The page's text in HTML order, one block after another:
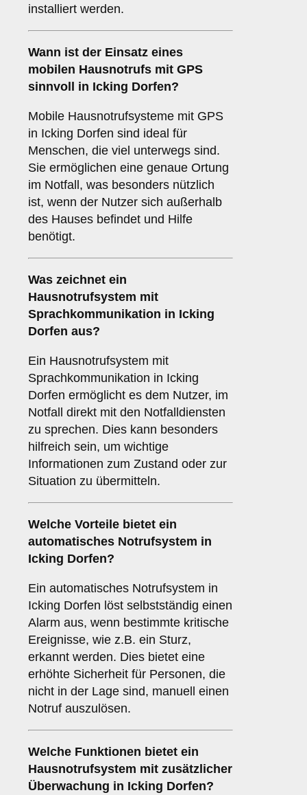
installiert werden.
Wann ist der Einsatz eines
mobilen Hausnotrufs mit GPS
sinnvoll in Icking Dorfen?
Mobile Hausnotrufsysteme mit GPS
in Icking Dorfen sind ideal für
Menschen, die viel unterwegs sind.
Sie ermöglichen eine genaue Ortung
im Notfall, was besonders nützlich
ist, wenn der Nutzer sich außerhalb
des Hauses befindet und Hilfe
benötigt.
Was zeichnet ein
Hausnotrufsystem mit
Sprachkommunikation in Icking
Dorfen aus?
Ein Hausnotrufsystem mit
Sprachkommunikation in Icking
Dorfen ermöglicht es dem Nutzer, im
Notfall direkt mit den Notfalldiensten
zu sprechen. Dies kann besonders
hilfreich sein, um wichtige
Informationen zum Zustand oder zur
Situation zu übermitteln.
Welche Vorteile bietet ein
automatisches Notrufsystem in
Icking Dorfen?
Ein automatisches Notrufsystem in
Icking Dorfen löst selbstständig einen
Alarm aus, wenn bestimmte kritische
Ereignisse, wie z.B. ein Sturz,
erkannt werden. Dies bietet eine
erhöhte Sicherheit für Personen, die
nicht in der Lage sind, manuell einen
Notruf auszulösen.
Welche Funktionen bietet ein
Hausnotrufsystem mit zusätzlicher
Überwachung in Icking Dorfen?